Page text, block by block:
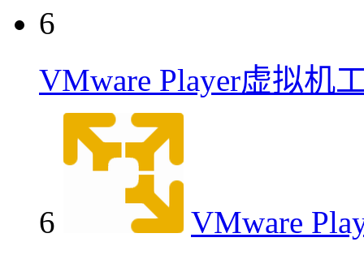
6
VMware Player虚拟机
6
VMware